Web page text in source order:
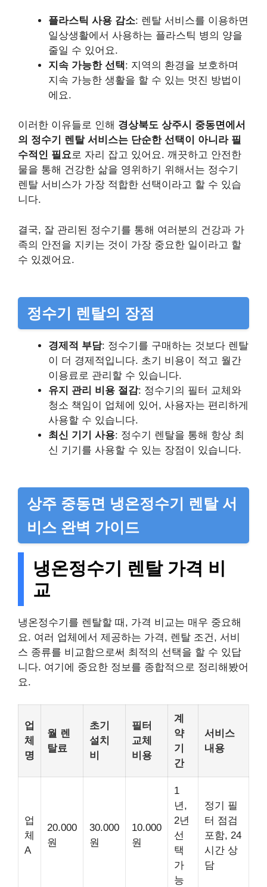
플라스틱 사용 감소: 렌탈 서비스를 이용하면
일상생활에서 사용하는 플라스틱 병의 양을
줄일 수 있어요.
지속 가능한 선택: 지역의 환경을 보호하며
지속 가능한 생활을 할 수 있는 멋진 방법이
에요.
이러한 이유들로 인해 경상북도 상주시 중동면에서
의 정수기 렌탈 서비스는 단순한 선택이 아니라 필
수적인 필요로 자리 잡고 있어요. 깨끗하고 안전한
물을 통해 건강한 삶을 영위하기 위해서는 정수기
렌탈 서비스가 가장 적합한 선택이라고 할 수 있습
니다.
결국, 잘 관리된 정수기를 통해 여러분의 건강과 가
족의 안전을 지키는 것이 가장 중요한 일이라고 할
수 있겠어요.
정수기 렌탈의 장점
경제적 부담: 정수기를 구매하는 것보다 렌탈
이 더 경제적입니다. 초기 비용이 적고 월간
이용료로 관리할 수 있습니다.
유지 관리 비용 절감: 정수기의 필터 교체와
청소 책임이 업체에 있어, 사용자는 편리하게
사용할 수 있습니다.
최신 기기 사용: 정수기 렌탈을 통해 항상 최
신 기기를 사용할 수 있는 장점이 있습니다.
상주 중동면 냉온정수기 렌탈 서
비스 완벽 가이드
냉온정수기 렌탈 가격 비
교
냉온정수기를 렌탈할 때, 가격 비교는 매우 중요해
요. 여러 업체에서 제공하는 가격, 렌탈 조건, 서비
스 종류를 비교함으로써 최적의 선택을 할 수 있답
니다. 여기에 중요한 정보를 종합적으로 정리해봤어
요.
업
체
명
월 렌
탈료
초기
설치
비
필터
교체
비용
계
약
기
간
서비스
내용
업
체
A
20.000
원
30.000
원
10.000
원
1
년,
2년
선
택
가
능
정기 필
터 점검
포함, 24
시간 상
담